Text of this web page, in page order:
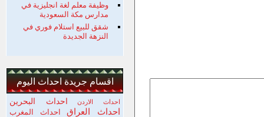
وظيفة معلم لغة انجليزية في
مدارس مكة السعودية
شقق للبيع استلام فوري في
النزهة الجديدة
اقسام جريدة احداث اليوم
احداث الاردن احداث البحرين
احداث العراق احداث المغرب